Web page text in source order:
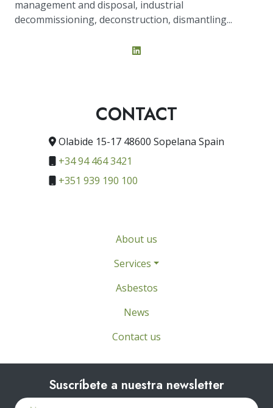
management and disposal, industrial
decommissioning, deconstruction, dismantling...
CONTACT
Olabide 15-17 48600 Sopelana Spain
+34 94 464 3421
+351 939 190 100
About us
Services
Asbestos
News
Contact us
Suscríbete a nuestra newsletter